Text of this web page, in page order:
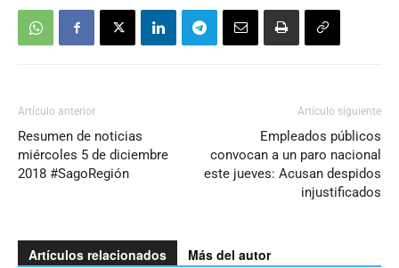
Artículo anterior
Resumen de noticias
miércoles 5 de diciembre
2018 #SagoRegión
Artículo siguiente
Empleados públicos
convocan a un paro nacional
este jueves: Acusan despidos
injustificados
Artículos relacionados Más del autor